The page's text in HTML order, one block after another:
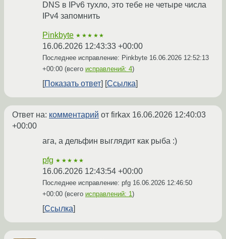
DNS в IPv6 тухло, это тебе не четыре числа
IPv4 запомнить
Pinkbyte ★★★★★
16.06.2026 12:43:33 +00:00
Последнее исправление: Pinkbyte 16.06.2026 12:52:13
+00:00 (всего исправлений: 4)
Показать ответ Ссылка
Ответ на: комментарий от firkax 16.06.2026 12:40:03
+00:00
ага, а дельфин выглядит как рыба :)
pfg ★★★★★
16.06.2026 12:43:54 +00:00
Последнее исправление: pfg 16.06.2026 12:46:50
+00:00 (всего исправлений: 1)
Ссылка